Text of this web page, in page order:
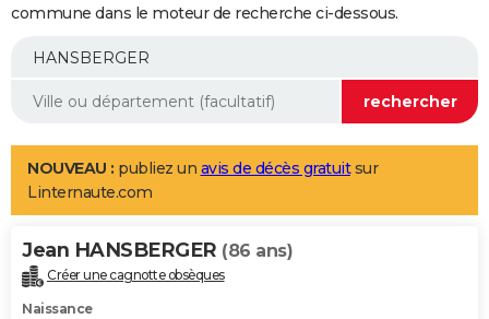
Essais
Réserver un essai
Citadines
Berlines
SUV
Forum auto
+
Mobiles
Meilleur smartphone
Internet
Ordinateurs
Jeux vidéo
Guide high-tech
Aménagement intérieur
LIFESTYLE
Art de vivre
Bien-être
Loisirs
Mode
Modes de vie
Alimentation
Guide de la santé
Maladies
Médicaments
Sommeil
VOYAGE
Destinations
City break
Voyage nature
Voyage de noces
Forum
Climat
+PHOTO
commune dans le moteur de recherche ci-dessous.
NOUVEAU : publiez un avis de décès gratuitsur
Linternaute.com
Jean HANSBERGER (86 ans)
Créer une cagnotte obsèques
Naissance